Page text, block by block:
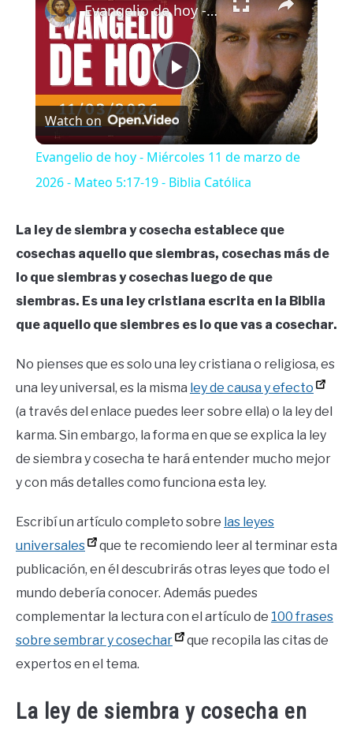
Play
Video
Evangelio de hoy - Miércoles 11 de marzo de 2026 - Mateo 5:17-19 - Biblia Católica
Watch on
Evangelio de hoy - Miércoles 11 de marzo de
2026 - Mateo 5:17-19 - Biblia Católica
La ley de siembra y cosecha establece que
cosechas aquello que siembras, cosechas más de
lo que siembras y cosechas luego de que
siembras. Es una ley cristiana escrita en la Biblia
que aquello que siembres es lo que vas a cosechar.
No pienses que es solo una ley cristiana o religiosa, es
una ley universal, es la misma ley de causa y efecto
(a través del enlace puedes leer sobre ella) o la ley del
karma. Sin embargo, la forma en que se explica la ley
de siembra y cosecha te hará entender mucho mejor
y con más detalles como funciona esta ley.
Escribí un artículo completo sobre las leyes
universales
que te recomiendo leer al terminar esta
publicación, en él descubrirás otras leyes que todo el
mundo debería conocer. Además puedes
complementar la lectura con el artículo de 100 frases
sobre sembrar y cosechar
que recopila las citas de
expertos en el tema.
La ley de siembra y cosecha en